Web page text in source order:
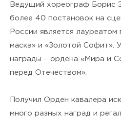
Ведущий хореограф Борис
более 40 постановок на
России является лауреатом
маска» и «Золотой Софит».
награды – ордена «Мира и
перед Отечеством».
Получил Орден кавалера
много разных наград и